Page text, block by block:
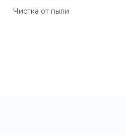
Чистка от пыли